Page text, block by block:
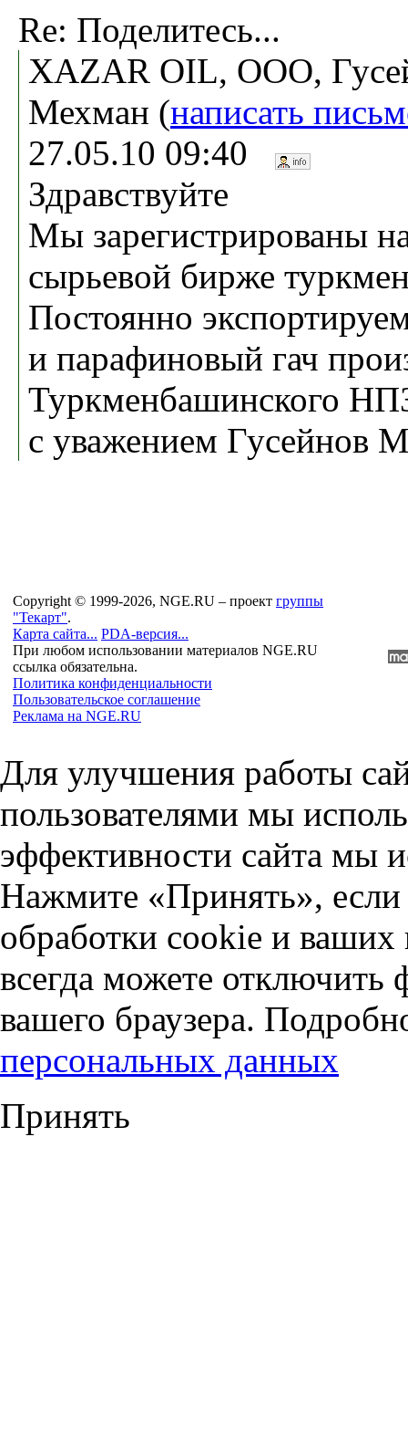
Re: Поделитесь...
XAZAR OIL, ООО,
Мехман (написать
27.05.10 09:40
Здравствуйте
Мы зарегистрированы
сырьевой бирже
Постоянно
и парафиновый гач
Туркменбашинского
с уважением Гусейнов
Copyright © 1999-2026, NGE.RU – проект группы
"Текарт".
Карта сайта... PDA-версия...
При любом использовании материалов NGE.RU
ссылка обязательна.
Политика конфиденциальности
Пользовательское соглашение
Реклама на NGE.RU
Для улучшения работы
пользователями мы
эффективности сайта мы
Нажмите «Принять», если
обработки cookie и
всегда можете отключить
вашего браузера.
персональных данных
Принять